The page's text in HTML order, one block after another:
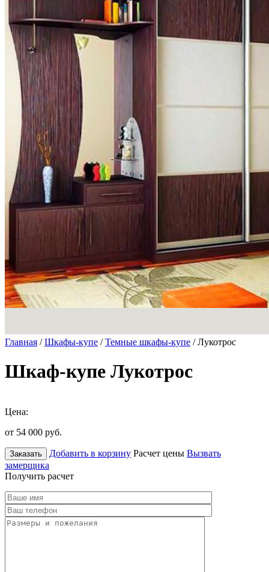
Главная /Шкафы-купе /Темные шкафы-купе / Лукотрос
Шкаф-купе Лукотрос
Цена:
от 54 000 руб.
Заказать Добавить в корзину Расчет цены Вызвать
замерщика
Получить расчет